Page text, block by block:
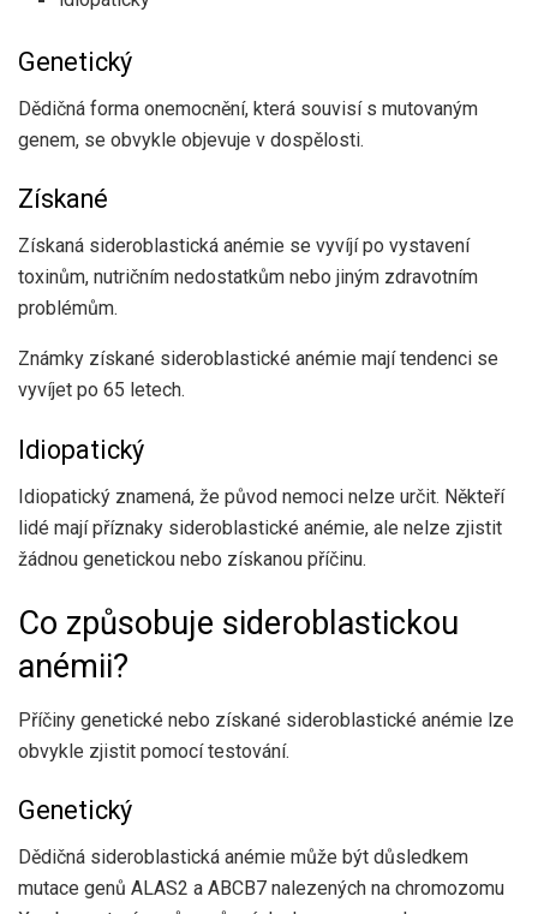
Genetický
Dědičná forma onemocnění, která souvisí s mutovaným
genem, se obvykle objevuje v dospělosti.
Získané
Získaná sideroblastická anémie se vyvíjí po vystavení
toxinům, nutričním nedostatkům nebo jiným zdravotním
problémům.
Známky získané sideroblastické anémie mají tendenci se
vyvíjet po 65 letech.
Idiopatický
Idiopatický znamená, že původ nemoci nelze určit. Někteří
lidé mají příznaky sideroblastické anémie, ale nelze zjistit
žádnou genetickou nebo získanou příčinu.
Co způsobuje sideroblastickou
anémii?
Příčiny genetické nebo získané sideroblastické anémie lze
obvykle zjistit pomocí testování.
Genetický
Dědičná sideroblastická anémie může být důsledkem
mutace genů ALAS2 a ABCB7 nalezených na chromozomu